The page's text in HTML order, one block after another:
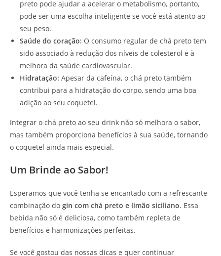
preto pode ajudar a acelerar o metabolismo, portanto,
pode ser uma escolha inteligente se você está atento ao
seu peso.
Saúde do coração: O consumo regular de chá preto tem
sido associado à redução dos níveis de colesterol e à
melhora da saúde cardiovascular.
Hidratação: Apesar da cafeína, o chá preto também
contribui para a hidratação do corpo, sendo uma boa
adição ao seu coquetel.
Integrar o chá preto ao seu drink não só melhora o sabor,
mas também proporciona benefícios à sua saúde, tornando
o coquetel ainda mais especial.
Um Brinde ao Sabor!
Esperamos que você tenha se encantado com a refrescante
combinação do gin com chá preto e limão siciliano. Essa
bebida não só é deliciosa, como também repleta de
benefícios e harmonizações perfeitas.
Se você gostou das nossas dicas e quer continuar